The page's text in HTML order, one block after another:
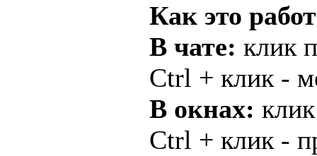
Как это
В чате: клик
Ctrl + клик -
В окнах:
Ctrl + клик -